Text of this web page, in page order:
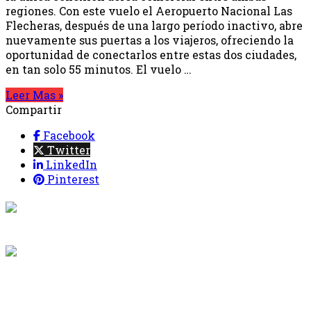
regiones. Con este vuelo el Aeropuerto Nacional Las
Flecheras, después de una largo período inactivo, abre
nuevamente sus puertas a los viajeros, ofreciendo la
oportunidad de conectarlos entre estas dos ciudades,
en tan solo 55 minutos. El vuelo …
Leer Mas »
Compartir
Facebook
Twitter
LinkedIn
Pinterest